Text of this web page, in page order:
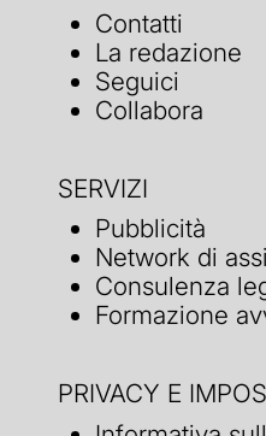
Contatti
La redazione
Seguici
Collabora
SERVIZI
Pubblicità
Network di
Consulenza
Formazione
PRIVACY E